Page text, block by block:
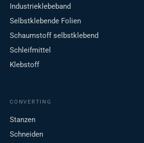
Industrieklebeband
Selbstklebende Folien
Schaumstoff selbstklebend
Schleifmittel
Klebstoff
CONVERTING
Stanzen
Schneiden